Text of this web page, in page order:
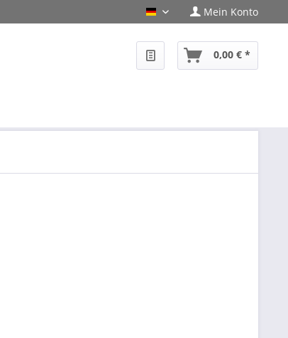
PHF-Shop Deutsch
Mein Konto
0,00 € *